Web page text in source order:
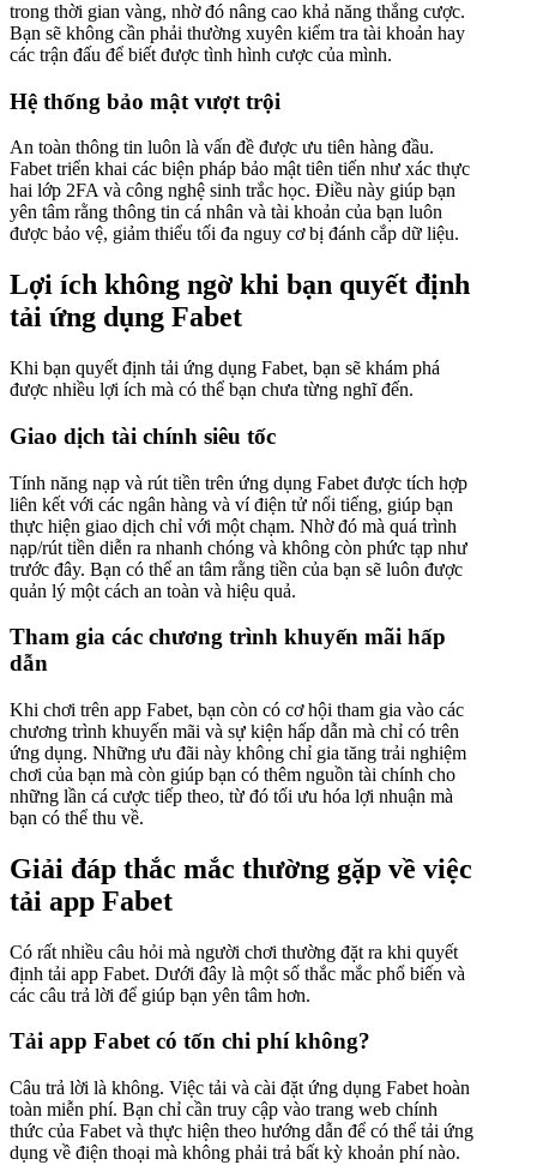
trong thời gian vàng, nhờ đó nâng cao khả năng thắng cược.
Bạn sẽ không cần phải thường xuyên kiểm tra tài khoản hay
các trận đấu để biết được tình hình cược của mình.
Hệ thống bảo mật vượt trội
An toàn thông tin luôn là vấn đề được ưu tiên hàng đầu.
Fabet triển khai các biện pháp bảo mật tiên tiến như xác thực
hai lớp 2FA và công nghệ sinh trắc học. Điều này giúp bạn
yên tâm rằng thông tin cá nhân và tài khoản của bạn luôn
được bảo vệ, giảm thiểu tối đa nguy cơ bị đánh cắp dữ liệu.
Lợi ích không ngờ khi bạn quyết định
tải ứng dụng Fabet
Khi bạn quyết định tải ứng dụng Fabet, bạn sẽ khám phá
được nhiều lợi ích mà có thể bạn chưa từng nghĩ đến.
Giao dịch tài chính siêu tốc
Tính năng nạp và rút tiền trên ứng dụng Fabet được tích hợp
liên kết với các ngân hàng và ví điện tử nổi tiếng, giúp bạn
thực hiện giao dịch chỉ với một chạm. Nhờ đó mà quá trình
nạp/rút tiền diễn ra nhanh chóng và không còn phức tạp như
trước đây. Bạn có thể an tâm rằng tiền của bạn sẽ luôn được
quản lý một cách an toàn và hiệu quả.
Tham gia các chương trình khuyến mãi hấp
dẫn
Khi chơi trên app Fabet, bạn còn có cơ hội tham gia vào các
chương trình khuyến mãi và sự kiện hấp dẫn mà chỉ có trên
ứng dụng. Những ưu đãi này không chỉ gia tăng trải nghiệm
chơi của bạn mà còn giúp bạn có thêm nguồn tài chính cho
những lần cá cược tiếp theo, từ đó tối ưu hóa lợi nhuận mà
bạn có thể thu về.
Giải đáp thắc mắc thường gặp về việc
tải app Fabet
Có rất nhiều câu hỏi mà người chơi thường đặt ra khi quyết
định tải app Fabet. Dưới đây là một số thắc mắc phổ biến và
các câu trả lời để giúp bạn yên tâm hơn.
Tải app Fabet có tốn chi phí không?
Câu trả lời là không. Việc tải và cài đặt ứng dụng Fabet hoàn
toàn miễn phí. Bạn chỉ cần truy cập vào trang web chính
thức của Fabet và thực hiện theo hướng dẫn để có thể tải ứng
dụng về điện thoại mà không phải trả bất kỳ khoản phí nào.